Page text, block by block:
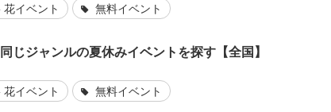
花イベント 無料イベント
同じジャンルの夏休みイベントを探す【全国】
花イベント 無料イベント